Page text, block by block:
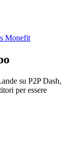
Monefit
su P2P Dash,
per essere